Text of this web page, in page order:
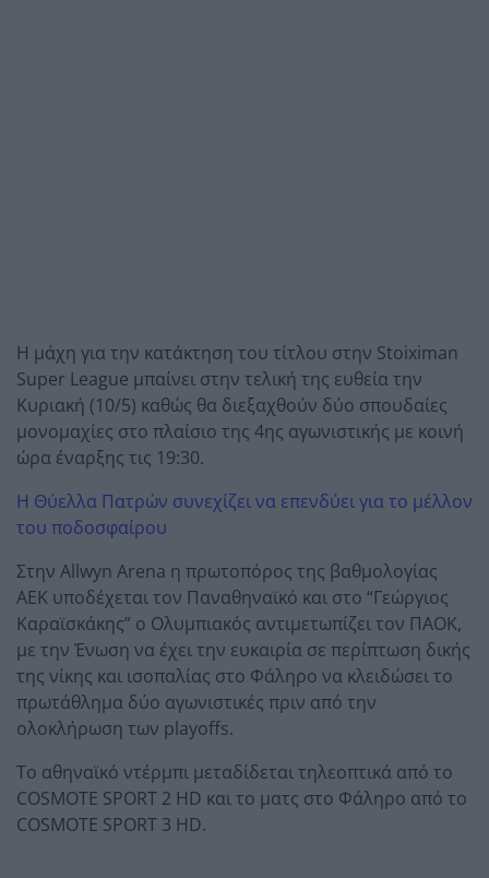
Η μάχη για την κατάκτηση του τίτλου στην Stoiximan
Super League μπαίνει στην τελική της ευθεία την
Κυριακή (10/5) καθώς θα διεξαχθούν δύο σπουδαίες
μονομαχίες στο πλαίσιο της 4ης αγωνιστικής με κοινή
ώρα έναρξης τις 19:30.
Η Θύελλα Πατρών συνεχίζει να επενδύει για το μέλλον
του ποδοσφαίρου
Στην Allwyn Arena η πρωτοπόρος της βαθμολογίας
ΑΕΚ υποδέχεται τον Παναθηναϊκό και στο “Γεώργιος
Καραϊσκάκης” ο Ολυμπιακός αντιμετωπίζει τον ΠΑΟΚ,
με την Ένωση να έχει την ευκαιρία σε περίπτωση δικής
της νίκης και ισοπαλίας στο Φάληρο να κλειδώσει το
πρωτάθλημα δύο αγωνιστικές πριν από την
ολοκλήρωση των playoffs.
Το αθηναϊκό ντέρμπι μεταδίδεται τηλεοπτικά από το
COSMOTE SPORT 2 HD και το ματς στο Φάληρο από το
COSMOTE SPORT 3 HD.